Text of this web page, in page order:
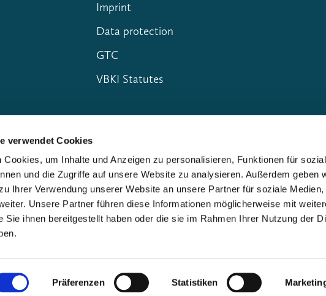
verwendet Cookies
Cookies, um Inhalte und Anzeigen zu personalisieren, Funktionen für
und die Zugriffe auf unsere Website zu analysieren. Außerdem geben
Ihrer Verwendung unserer Website an unsere Partner für soziale Medien,
Unsere Partner führen diese Informationen möglicherweise mit
Sie ihnen bereitgestellt haben oder die sie im Rahmen Ihrer Nutzung der
Präferenzen Statistiken
Imprint
Data protection
GTC
VBKI Statutes